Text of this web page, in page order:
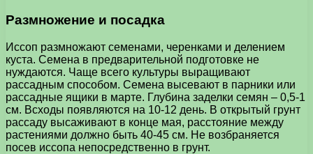
Размножение и посадка
Иссоп размножают семенами, черенками и делением
куста. Семена в предварительной подготовке не
нуждаются. Чаще всего культуры выращивают
рассадным способом. Семена высевают в парники или
рассадные ящики в марте. Глубина заделки семян – 0,5-1
см. Всходы появляются на 10-12 день. В открытый грунт
рассаду высаживают в конце мая, расстояние между
растениями должно быть 40-45 см. Не возбраняется
посев иссопа непосредственно в грунт.